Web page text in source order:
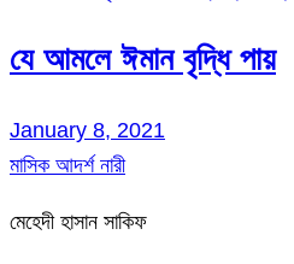
যে আমলে ঈমান বৃদ্ধি পায়
January 8, 2021
মাসিক আদর্শ নারী
মেহেদী হাসান সাকিফ